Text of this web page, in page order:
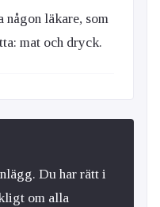
någon läkare, som
mat och dryck.
Du har rätt i
om alla